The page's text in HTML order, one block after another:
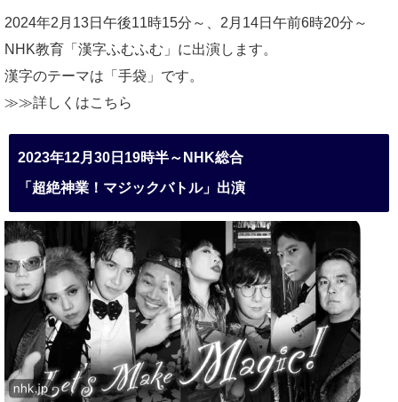
2024年2月13日午後11時15分～、2月14日午前6時20分～
NHK教育「漢字ふむふむ」に出演します。
漢字のテーマは「手袋」です。
≫≫詳しくはこちら
2023年12月30日19時半～NHK総合
「超絶神業！マジックバトル」出演